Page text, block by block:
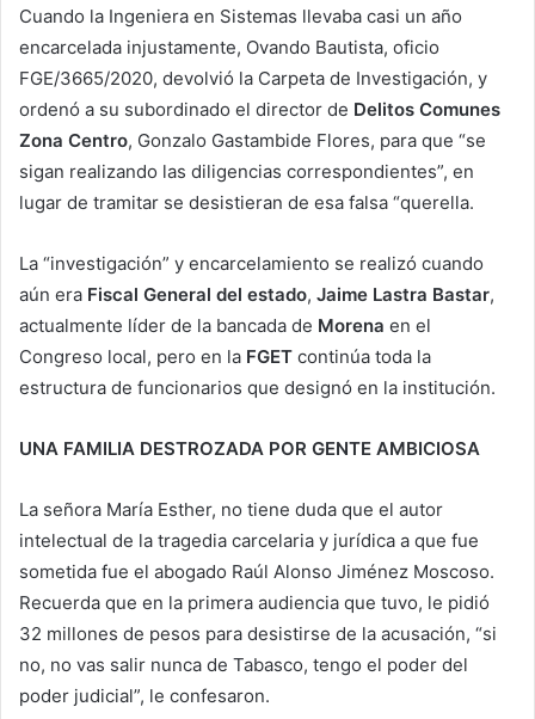
Cuando la Ingeniera en Sistemas llevaba casi un año
encarcelada injustamente, Ovando Bautista, oficio
FGE/3665/2020, devolvió la Carpeta de Investigación, y
ordenó a su subordinado el director de Delitos Comunes
Zona Centro, Gonzalo Gastambide Flores, para que “se
sigan realizando las diligencias correspondientes”, en
lugar de tramitar se desistieran de esa falsa “querella.
La “investigación” y encarcelamiento se realizó cuando
aún era Fiscal General del estado, Jaime Lastra Bastar,
actualmente líder de la bancada de Morena en el
Congreso local, pero en la FGET continúa toda la
estructura de funcionarios que designó en la institución.
UNA FAMILIA DESTROZADA POR GENTE AMBICIOSA
La señora María Esther, no tiene duda que el autor
intelectual de la tragedia carcelaria y jurídica a que fue
sometida fue el abogado Raúl Alonso Jiménez Moscoso.
Recuerda que en la primera audiencia que tuvo, le pidió
32 millones de pesos para desistirse de la acusación, “si
no, no vas salir nunca de Tabasco, tengo el poder del
poder judicial”, le confesaron.